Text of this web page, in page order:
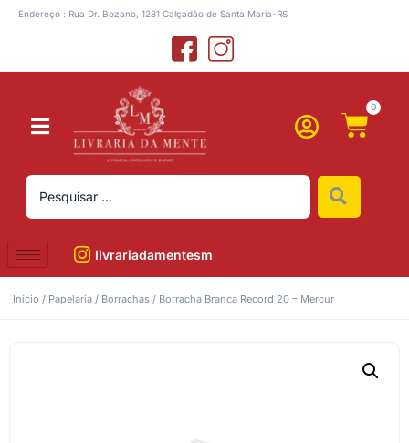
Endereço : Rua Dr. Bozano, 1281 Calçadão de Santa Maria-RS
0
livrariadamentesm
Início / Papelaria / Borrachas / Borracha Branca Record 20 – Mercur